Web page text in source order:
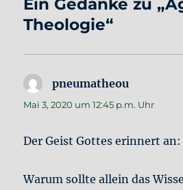
Ein Gedanke zu
Theologie“
pneumatheou
Mai 3, 2020 um 12:45 p.m. Uhr
Der Geist Gottes erinnert an:
Warum sollte allein das